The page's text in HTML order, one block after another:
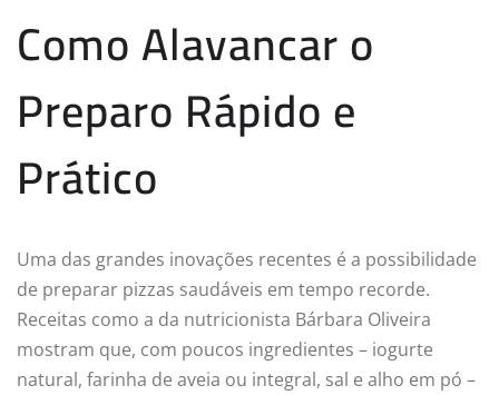
Como Alavancar o
Preparo Rápido e
Prático
Uma das grandes inovações recentes é a possibilidade
de preparar pizzas saudáveis em tempo recorde.
Receitas como a da nutricionista Bárbara Oliveira
mostram que, com poucos ingredientes – iogurte
natural, farinha de aveia ou integral, sal e alho em pó –